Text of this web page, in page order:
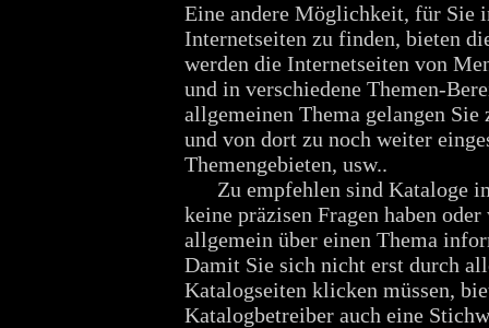
Eine andere Möglichkeit, für Sie
Internetseiten zu finden, bieten
werden die Internetseiten von
und in verschiedene Themen-
allgemeinen Thema gelangen Sie
und von dort zu noch weiter
Themengebieten, usw..
Zu empfehlen sind Kataloge
keine präzisen Fragen haben
allgemein über einen Thema
Damit Sie sich nicht erst durch
Katalogseiten klicken müssen,
Katalogbetreiber auch eine